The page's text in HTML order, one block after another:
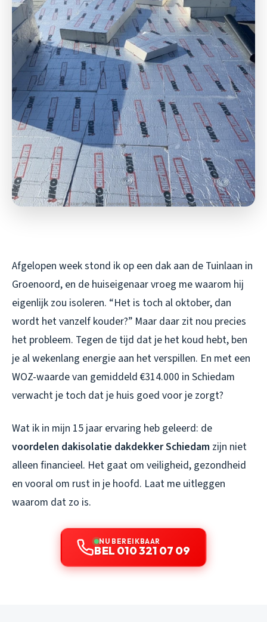
Afgelopen week stond ik op een dak aan de Tuinlaan in
Groenoord, en de huiseigenaar vroeg me waarom hij
eigenlijk zou isoleren. “Het is toch al oktober, dan
wordt het vanzelf kouder?” Maar daar zit nou precies
het probleem. Tegen de tijd dat je het koud hebt, ben
je al wekenlang energie aan het verspillen. En met een
WOZ-waarde van gemiddeld €314.000 in Schiedam
verwacht je toch dat je huis goed voor je zorgt?
Wat ik in mijn 15 jaar ervaring heb geleerd: de
voordelen dakisolatie dakdekker Schiedam zijn niet
alleen financieel. Het gaat om veiligheid, gezondheid
en vooral om rust in je hoofd. Laat me uitleggen
waarom dat zo is.
NU BEREIKBAAR
BEL 010 321 07 09